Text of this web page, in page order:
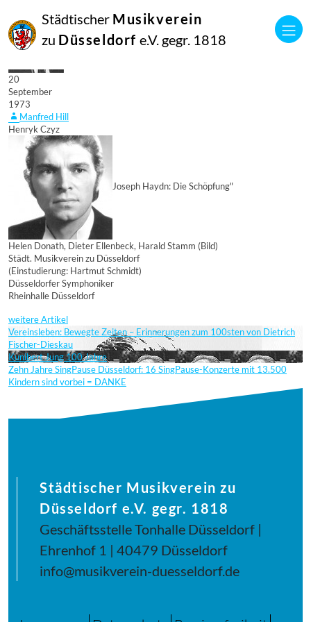
Städtischer Musikverein
zu Düsseldorf e.V. gegr. 1818
20
September
1973
Manfred Hill
Henryk Czyz
Joseph Haydn: Die Schöpfung"
Helen Donath, Dieter Ellenbeck, Harald Stamm (Bild)
Städt. Musikverein zu Düsseldorf
(Einstudierung: Hartmut Schmidt)
Düsseldorfer Symphoniker
Rheinhalle Düsseldorf
weitere Artikel
Vereinsleben: Bewegte Zeiten – Erinnerungen zum 100sten von Dietrich
Fischer-Dieskau
Kunibert Jung 100 Jahre
Zehn Jahre SingPause Düsseldorf: 16 SingPause-Konzerte mit 13.500
Kindern sind vorbei = DANKE
Städtischer Musikverein zu
Düsseldorf e.V. gegr. 1818
Geschäftsstelle Tonhalle Düsseldorf |
Ehrenhof 1 | 40479 Düsseldorf
info@musikverein-duesseldorf.de